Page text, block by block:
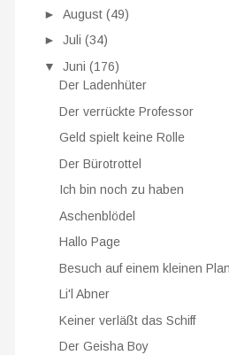
► August (49)
► Juli (34)
▼ Juni (176)
Der Ladenhüter
Der verrückte Professor
Geld spielt keine Rolle
Der Bürotrottel
Ich bin noch zu haben
Aschenblödel
Hallo Page
Besuch auf einem kleinen
Li'l Abner
Keiner verläßt das Schiff
Der Geisha Boy